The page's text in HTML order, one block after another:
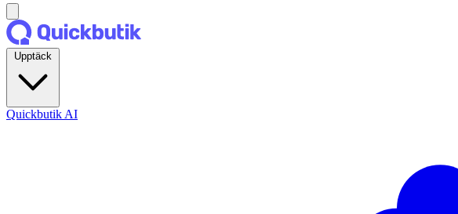
Quickbutik AI